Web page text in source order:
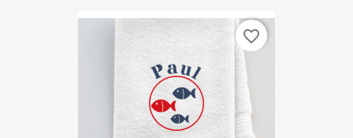
favorite_border